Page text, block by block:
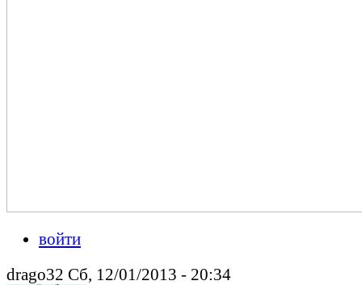
войти
drago32 Сб, 12/01/2013 - 20:34